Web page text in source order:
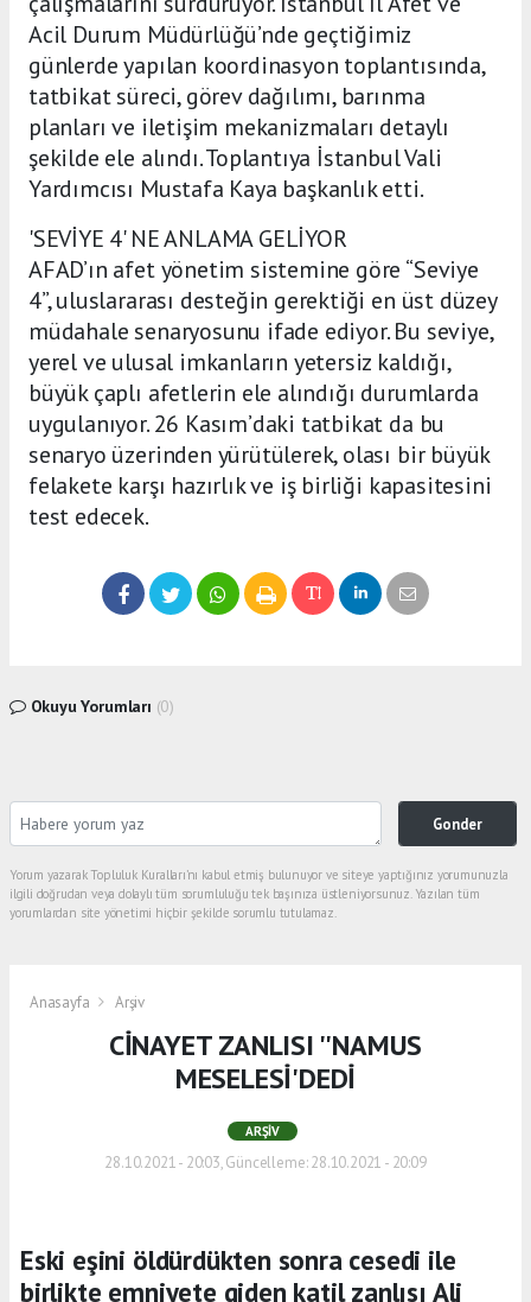
Acil Durum Müdürlüğü’nde geçtiğimiz
günlerde yapılan koordinasyon toplantısında,
tatbikat süreci, görev dağılımı, barınma
planları ve iletişim mekanizmaları detaylı
şekilde ele alındı. Toplantıya İstanbul Vali
Yardımcısı Mustafa Kaya başkanlık etti.
'SEVİYE 4' NE ANLAMA GELİYOR
AFAD’ın afet yönetim sistemine göre “Seviye
4”, uluslararası desteğin gerektiği en üst düzey
müdahale senaryosunu ifade ediyor. Bu seviye,
yerel ve ulusal imkanların yetersiz kaldığı,
büyük çaplı afetlerin ele alındığı durumlarda
uygulanıyor. 26 Kasım’daki tatbikat da bu
senaryo üzerinden yürütülerek, olası bir büyük
felakete karşı hazırlık ve iş birliği kapasitesini
test edecek.
Okuyu Yorumları (0)
Gonder
Yorum yazarak Topluluk Kuralları’nı kabul etmiş bulunuyor ve siteye yaptığınız yorumunuzla
ilgili doğrudan veya dolaylı tüm sorumluluğu tek başınıza üstleniyorsunuz. Yazılan tüm
yorumlardan site yönetimi hiçbir şekilde sorumlu tutulamaz.
Anasayfa Arşiv
CİNAYET ZANLISI ''NAMUS
MESELESİ'DEDİ
ARŞIV
28.10.2021 - 20:03, Güncelleme: 28.10.2021 - 20:09
Eski eşini öldürdükten sonra cesedi ile
birlikte emniyete giden katil zanlısı Ali